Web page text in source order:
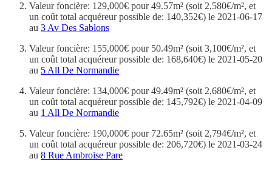
Valeur foncière: 129,000€ pour 49.57m² (soit 2,580€/m², et
un coût total acquéreur possible de: 140,352€) le 2021-06-17
au 3 Av Des Sablons
Valeur foncière: 155,000€ pour 50.49m² (soit 3,100€/m², et
un coût total acquéreur possible de: 168,640€) le 2021-05-20
au 5 All De Normandie
Valeur foncière: 134,000€ pour 49.49m² (soit 2,680€/m², et
un coût total acquéreur possible de: 145,792€) le 2021-04-09
au 1 All De Normandie
Valeur foncière: 190,000€ pour 72.65m² (soit 2,794€/m², et
un coût total acquéreur possible de: 206,720€) le 2021-03-24
au 8 Rue Ambroise Pare